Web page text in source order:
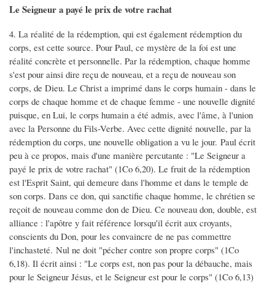
Le Seigneur a payé le prix de votre rachat
4. La réalité de la rédemption, qui est également rédemption du
corps, est cette source. Pour Paul, ce mystère de la foi est une
réalité concrète et personnelle. Par la rédemption, chaque homme
s'est pour ainsi dire reçu de nouveau, et a reçu de nouveau son
corps, de Dieu. Le Christ a imprimé dans le corps humain - dans le
corps de chaque homme et de chaque femme - une nouvelle dignité
puisque, en Lui, le corps humain a été admis, avec l'âme, à l'union
avec la Personne du Fils-Verbe. Avec cette dignité nouvelle, par la
rédemption du corps, une nouvelle obligation a vu le jour. Paul écrit
peu à ce propos, mais d'une manière percutante : "Le Seigneur a
payé le prix de votre rachat" (1Co 6,20). Le fruit de la rédemption
est l'Esprit Saint, qui demeure dans l'homme et dans le temple de
son corps. Dans ce don, qui sanctifie chaque homme, le chrétien se
reçoit de nouveau comme don de Dieu. Ce nouveau don, double, est
alliance : l'apôtre y fait référence lorsqu'il écrit aux croyants,
conscients du Don, pour les convaincre de ne pas commettre
l'inchasteté. Nul ne doit "pécher contre son propre corps" (1Co
6,18). Il écrit ainsi : "Le corps est, non pas pour la débauche, mais
pour le Seigneur Jésus, et le Seigneur est pour le corps" (1Co 6,13)